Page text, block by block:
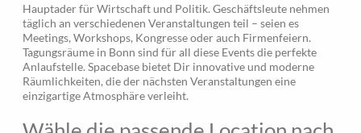
Hauptader für Wirtschaft und Politik. Geschäftsleute nehmen
täglich an verschiedenen Veranstaltungen teil – seien es
Meetings, Workshops, Kongresse oder auch Firmenfeiern.
Tagungsräume in Bonn sind für all diese Events die perfekte
Anlaufstelle. Spacebase bietet Dir innovative und moderne
Räumlichkeiten, die der nächsten Veranstaltungen eine
einzigartige Atmosphäre verleiht.